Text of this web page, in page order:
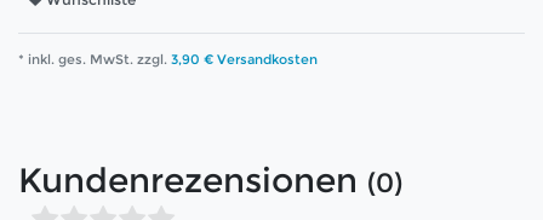
* inkl. ges. MwSt. zzgl. 3,90 € Versandkosten
Kundenrezensionen (0)